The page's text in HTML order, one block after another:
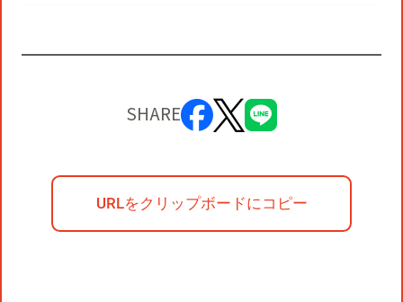
SHARE
URLをクリップボードにコピー